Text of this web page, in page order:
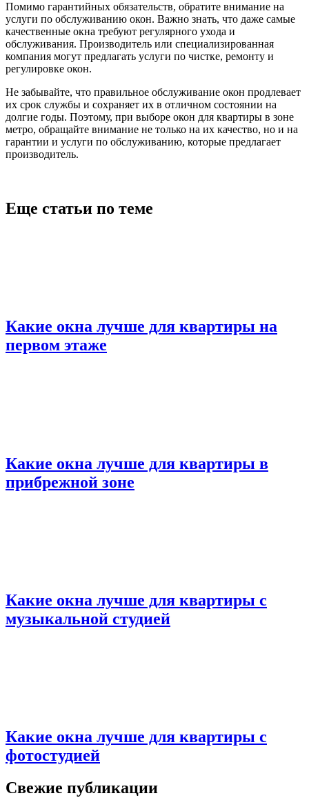
Помимо гарантийных обязательств, обратите внимание на
услуги по обслуживанию окон. Важно знать, что даже самые
качественные окна требуют регулярного ухода и
обслуживания. Производитель или специализированная
компания могут предлагать услуги по чистке, ремонту и
регулировке окон.
Не забывайте, что правильное обслуживание окон продлевает
их срок службы и сохраняет их в отличном состоянии на
долгие годы. Поэтому, при выборе окон для квартиры в зоне
метро, обращайте внимание не только на их качество, но и на
гарантии и услуги по обслуживанию, которые предлагает
производитель.
Еще статьи по теме
Какие окна лучше для квартиры на
первом этаже
Какие окна лучше для квартиры в
прибрежной зоне
Какие окна лучше для квартиры с
музыкальной студией
Какие окна лучше для квартиры с
фотостудией
Свежие публикации